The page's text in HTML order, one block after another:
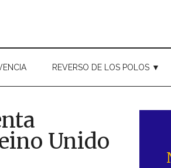
REVERSO DE LOS POLOS ▼
Unido